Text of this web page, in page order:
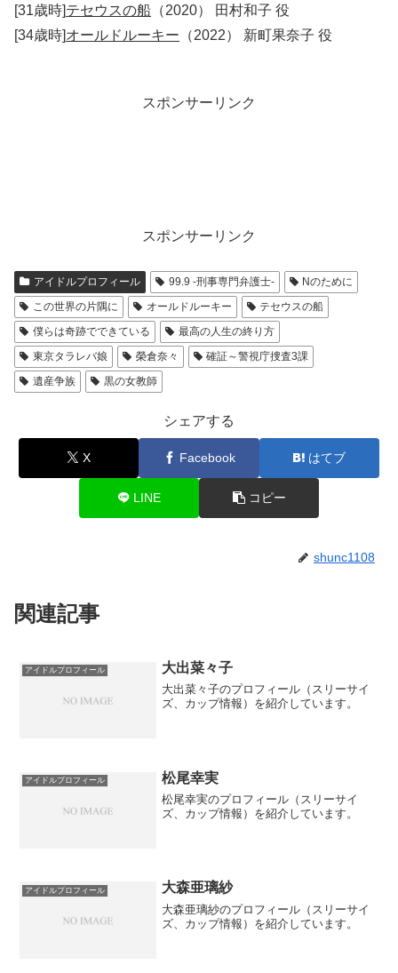
[31歳時]テセウスの船 （2020） 田村和子 役
[34歳時]オールドルーキー （2022） 新町果奈子 役
スポンサーリンク
スポンサーリンク
アイドルプロフィール 99.9 -刑事専門弁護士-
Nのために
この世界の片隅に
オールドルーキー
テセウスの船
僕らは奇跡でできている
最高の人生の終り方
東京タラレバ娘
榮倉奈々
確証～警視庁捜査3課
遺産争族
黒の女教師
シェアする
X Facebook はてブ
LINE コピー
shunc1108
関連記事
アイドルプロフィール 大出菜々子
大出菜々子のプロフィール（スリーサイ
ズ、カップ情報）を紹介しています。
アイドルプロフィール 松尾幸実
松尾幸実のプロフィール（スリーサイ
ズ、カップ情報）を紹介しています。
アイドルプロフィール 大森亜璃紗
大森亜璃紗のプロフィール（スリーサイ
ズ、カップ情報）を紹介しています。